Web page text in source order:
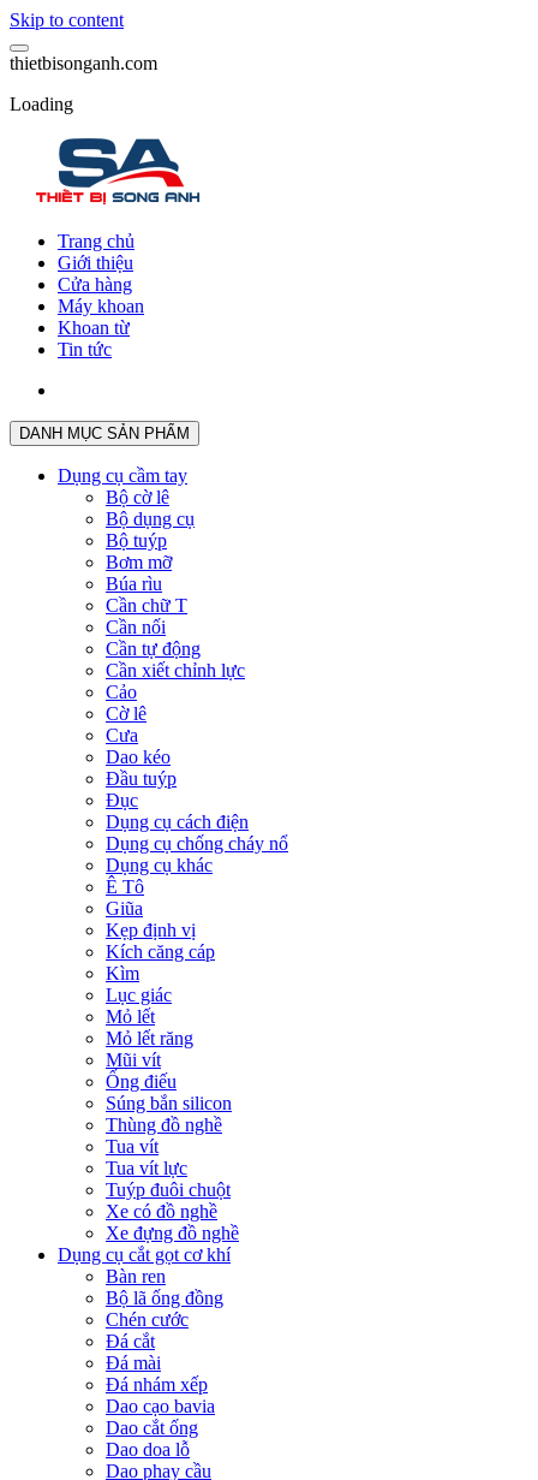
Skip to content
thietbisonganh.com
Loading
Trang chủ
Giới thiệu
Cửa hàng
Máy khoan
Khoan từ
Tin tức
DANH MỤC SẢN PHẨM
Dụng cụ cầm tay
Bộ cờ lê
Bộ dụng cụ
Bộ tuýp
Bơm mỡ
Búa rìu
Cần chữ T
Cần nối
Cần tự động
Cần xiết chỉnh lực
Cảo
Cờ lê
Cưa
Dao kéo
Đầu tuýp
Đục
Dụng cụ cách điện
Dụng cụ chống cháy nổ
Dụng cụ khác
Ê Tô
Giũa
Kẹp định vị
Kích căng cáp
Kìm
Lục giác
Mỏ lết
Mỏ lết răng
Mũi vít
Ống điếu
Súng bắn silicon
Thùng đồ nghề
Tua vít
Tua vít lực
Tuýp đuôi chuột
Xe có đồ nghề
Xe đựng đồ nghề
Dụng cụ cắt gọt cơ khí
Bàn ren
Bộ lã ống đồng
Chén cước
Đá cắt
Đá mài
Đá nhám xếp
Dao cạo bavia
Dao cắt ống
Dao doa lỗ
Dao phay cầu